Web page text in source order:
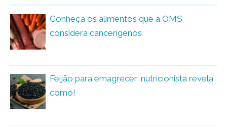
Conheça os alimentos que a OMS
considera cancerígenos
Feijão para emagrecer: nutricionista revela
como!